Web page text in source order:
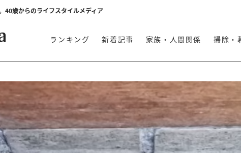
40歳からのライフスタイルメディア
ランキング 新着記事 家族・人間関係 掃除・